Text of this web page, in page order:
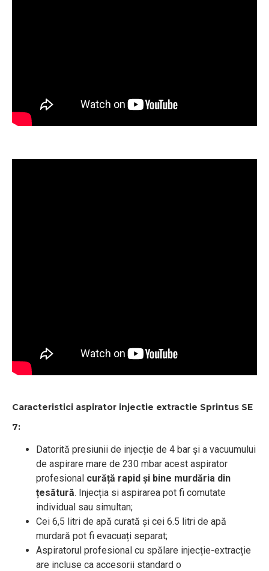
Caracteristici aspirator injectie extractie Sprintus SE
7:
Datorită presiunii de injecție de 4 bar și a vacuumului
de aspirare mare de 230 mbar acest aspirator
profesional curăță rapid și bine murdăria din
țesătură. Injecția si aspirarea pot fi comutate
individual sau simultan;
Cei 6,5 litri de apă curată și cei 6.5 litri de apă
murdară pot fi evacuați separat;
Aspiratorul profesional cu spălare injecție-extracție
are incluse ca accesorii standard o